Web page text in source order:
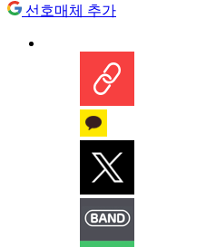
선호매체 추가